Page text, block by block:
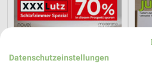
Datenschutzeinstellungen